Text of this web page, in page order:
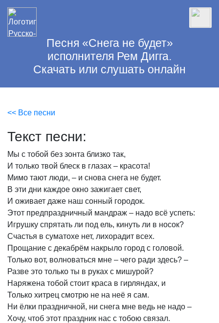
Песня «Снега не будет»
исполнителя Рем Дигга.
Скачать или слушать онлайн
<< Все песни
Текст песни:
Мы с тобой без зонта близко так,
И только твой блеск в глазах – красота!
Мимо тают люди, – и снова снега не будет.
В эти дни каждое окно зажигает свет,
И оживает даже наш сонный городок.
Этот предпраздничный мандраж – надо всё успеть:
Игрушку спрятать ли под ель, кинуть ли в носок?
Счастья в суматохе нет, лихорадит всех.
Прощание с декабрём накрыло город с головой.
Только вот, волноваться мне – чего ради здесь? –
Разве это только ты в руках с мишурой?
Наряжена тобой стоит краса в гирляндах, и
Только хитрец смотрю не на неё я сам.
Ни ёлки праздничной, ни снега мне ведь не надо –
Хочу, чтоб этот праздник нас с тобою связал.